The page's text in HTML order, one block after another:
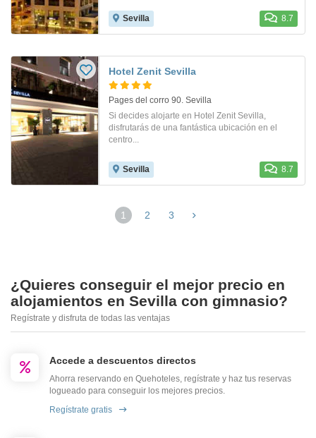
Sevilla 8.7
Hotel Zenit Sevilla
Pages del corro 90. Sevilla
Si decides alojarte en Hotel Zenit Sevilla,
disfrutarás de una fantástica ubicación en el
centro...
Sevilla 8.7
1 2 3
¿Quieres conseguir el mejor precio en
alojamientos en Sevilla con gimnasio?
Regístrate y disfruta de todas las ventajas
Accede a descuentos directos
Ahorra reservando en Quehoteles, regístrate y haz tus reservas
logueado para conseguir los mejores precios.
Regístrate gratis